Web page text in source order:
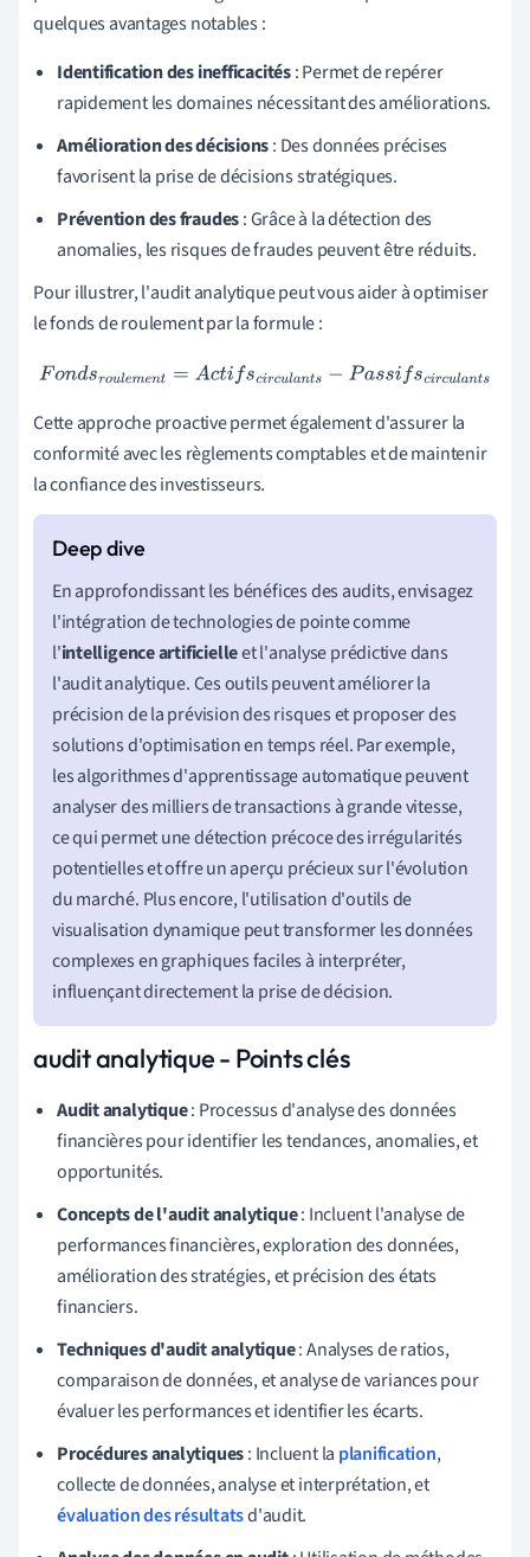
quelques avantages notables :
Identification des inefficacités: Permet de repérer
rapidement les domaines nécessitant des améliorations.
Amélioration des décisions: Des données précises
favorisent la prise de décisions stratégiques.
Prévention des fraudes: Grâce à la détection des
anomalies, les risques de fraudes peuvent être réduits.
Pour illustrer, l'audit analytique peut vous aider à optimiser
le fonds de roulement par la formule :
Fondsroulem en t=Actifscirculants −P assifscirculants
Cette approche proactive permet également d'assurer la
conformité avec les règlements comptables et de maintenir
la confiance des investisseurs.
En approfondissant les bénéfices des audits, envisagez
l'intégration de technologies de pointe comme
l'intelligence artificielleet l'analyse prédictive dans
l'audit analytique. Ces outils peuvent améliorer la
précision de la prévision des risques et proposer des
solutions d'optimisation en temps réel. Par exemple,
les algorithmes d'apprentissage automatique peuvent
analyser des milliers de transactions à grande vitesse,
ce qui permet une détection précoce des irrégularités
potentielles et offre un aperçu précieux sur l'évolution
du marché. Plus encore, l'utilisation d'outils de
visualisation dynamique peut transformer les données
complexes en graphiques faciles à interpréter,
influençant directement la prise de décision.
audit analytique - Points clés
Audit analytique: Processus d'analyse des données
financières pour identifier les tendances, anomalies, et
opportunités.
Concepts de l'audit analytique: Incluent l'analyse de
performances financières, exploration des données,
amélioration des stratégies, et précision des états
financiers.
Techniques d'audit analytique: Analyses de ratios,
comparaison de données, et analyse de variances pour
évaluer les performances et identifier les écarts.
Procédures analytiques: Incluent la planification,
collecte de données, analyse et interprétation, et
évaluation des résultatsd'audit.